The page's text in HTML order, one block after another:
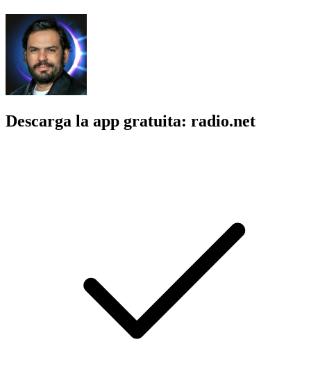
Descarga la app gratuita: radio.net